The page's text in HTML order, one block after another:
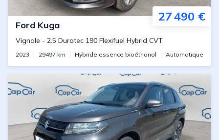
27 490 €
Ford Kuga
Vignale - 2.5 Duratec 190 Flexifuel Hybrid CVT
2023 29497 km Hybride essence bioéthanol Automatique